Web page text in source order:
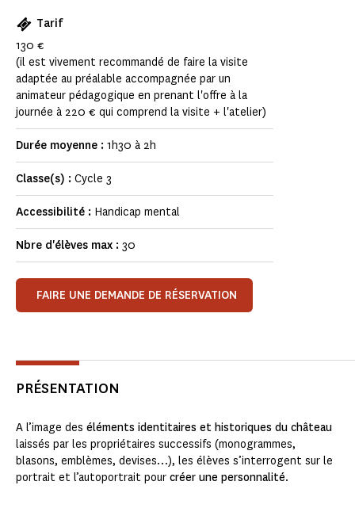
Tarif
130 €
(il est vivement recommandé de faire la visite
adaptée au préalable accompagnée par un
animateur pédagogique en prenant l'offre à la
journée à 220 € qui comprend la visite + l'atelier)
Durée moyenne : 1h30 à 2h
Classe(s) : Cycle 3
Accessibilité : Handicap mental
Nbre d'élèves max : 30
FAIRE UNE DEMANDE DE RÉSERVATION
PRÉSENTATION
A l’image des éléments identitaires et historiques du château
laissés par les propriétaires successifs (monogrammes,
blasons, emblèmes, devises…), les élèves s’interrogent sur le
portrait et l’autoportrait pour créer une personnalité.